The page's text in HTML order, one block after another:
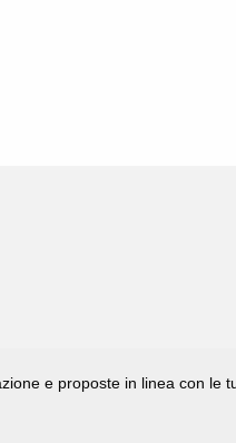
e proposte in linea con le